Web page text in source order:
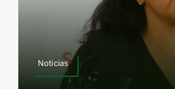
Noticias